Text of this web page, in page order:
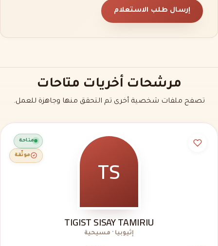
إرسال طلب الاستعلام
مرشحات أخريات متاحات
تصفح ملفات شخصية أخرى تم التحقق منها وجاهزة للعمل.
متاحة
موثّقة TS
TIGIST SISAY TAMIRIU
إثيوبيا · مسيحية